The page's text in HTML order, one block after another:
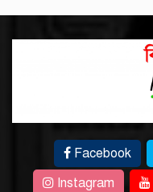
Facebook
Instagram